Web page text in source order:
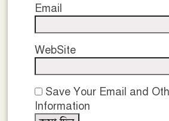
Email
WebSite
Save Your Email and
Information